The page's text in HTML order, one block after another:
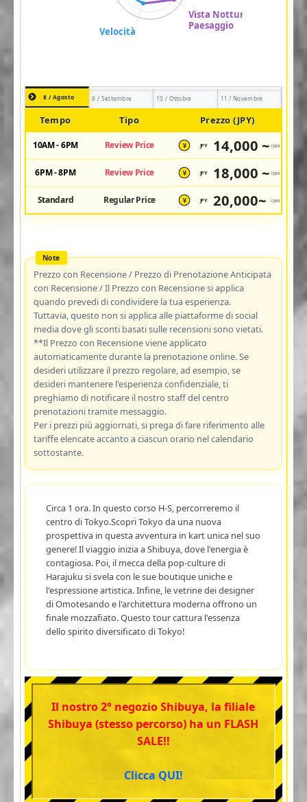
8 / Agosto 9 / Settembre 10 / Ottobre 11 / Novembre
Tempo Tipo Prezzo (JPY)
10AM - 6PM Review Price ¥ JPY 14,000 ~ /pax
6PM - 8PM Review Price ¥ JPY 18,000 ~ /pax
Standard Regular Price ¥ JPY 20,000~ /pax
Prezzo con Recensione / Prezzo di Prenotazione Anticipata
con Recensione / Il Prezzo con Recensione si applica
quando prevedi di condividere la tua esperienza.
Tuttavia, questo non si applica alle piattaforme di social
media dove gli sconti basati sulle recensioni sono vietati.
**Il Prezzo con Recensione viene applicato
automaticamente durante la prenotazione online. Se
desideri utilizzare il prezzo regolare, ad esempio, se
desideri mantenere l'esperienza confidenziale, ti
preghiamo di notificare il nostro staff del centro
prenotazioni tramite messaggio.
Per i prezzi più aggiornati, si prega di fare riferimento alle
tariffe elencate accanto a ciascun orario nel calendario
sottostante.
Circa 1 ora. In questo corso H-S, percorreremo il
centro di Tokyo.Scopri Tokyo da una nuova
prospettiva in questa avventura in kart unica nel suo
genere! Il viaggio inizia a Shibuya, dove l'energia è
contagiosa. Poi, il mecca della pop-culture di
Harajuku si svela con le sue boutique uniche e
l'espressione artistica. Infine, le vetrine dei designer
di Omotesando e l'architettura moderna offrono un
finale mozzafiato. Questo tour cattura l'essenza
dello spirito diversificato di Tokyo!
Il nostro 2° negozio Shibuya, la filiale
Shibuya (stesso percorso) ha un FLASH
SALE!!
Clicca QUI!